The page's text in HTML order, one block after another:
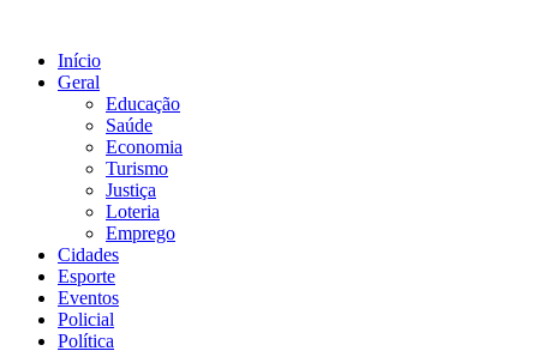
conteúdo
Início
Geral
Educação
Saúde
Economia
Turismo
Justiça
Loteria
Emprego
Cidades
Esporte
Eventos
Policial
Política